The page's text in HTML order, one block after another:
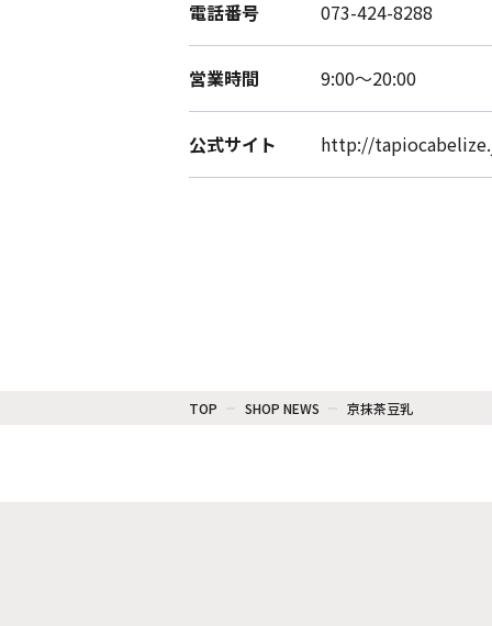
電話番号 073-424-8288
営業時間 9:00～20:00
公式サイト http://
TOP SHOP NEWS 京抹茶豆乳